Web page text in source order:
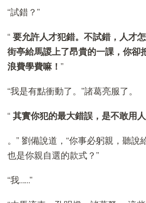
“試錯？”
“ 要允許人才犯錯。不試錯，人才
街亭給馬謖上了昂貴的一課，你卻
浪費學費嘛！ ”
“我是有點衝動了。”諸葛亮服了。
“ 其實你犯的最大錯誤，是不敢用人
。” 劉備說道，“你事必躬親，聽說
也是你親自選的款式？”
“我……”